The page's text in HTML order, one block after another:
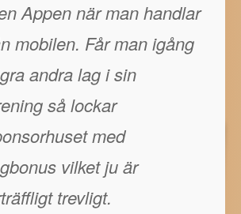
Appen när man handlar
mobilen. Får man igång
andra lag i sin
så lockar
med
vilket ju är
trevligt.